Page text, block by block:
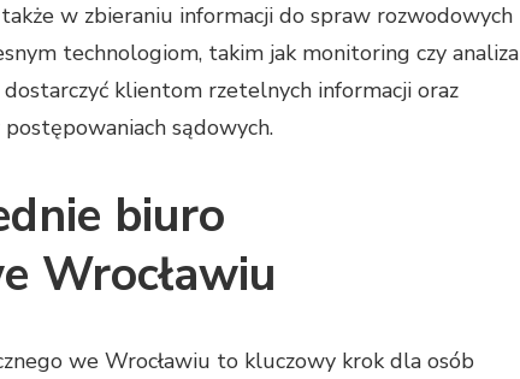
w zbieraniu informacji do spraw rozwodowych
technologiom, takim jak monitoring czy analiza
klientom rzetelnych informacji oraz
sądowych.
biuro
Wrocławiu
we Wrocławiu to kluczowy krok dla osób